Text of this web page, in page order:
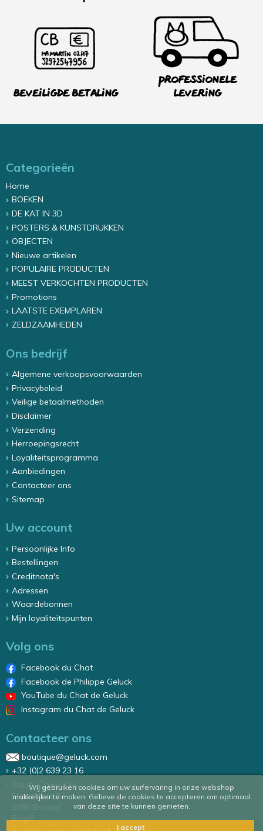
Wij gebruiken cookies om uw surfervaring in onze webshop
makkelijker te maken. Gelieve de cookies te accepteren om optimaal
van deze site te kunnen genieten.
I accept
Beveiligde betaling
Professionele
levering
Categorieën
Home
BOEKEN
DE KAT IN 3D
POSTERS & KUNSTDRUKKEN
OBJECTEN
Nieuwe artikelen
POPULAIRE PRODUCTEN
MEEST VERKOCHTEN PRODUCTEN
Promotions
LAATSTE EXEMPLAREN
ZELDZAAMHEDEN
Ons bedrijf
Algemene verkoopsvoorwaarden
Privacybeleid
Veilige betaalmethoden
Disclaimer
Verzending
Herroepingsrecht
Loyaliteitsprogramma
Aanbiedingen
Contacteer ons
Sitemap
Uw account
Persoonlijke Info
Bestellingen
Creditnota's
Adressen
Waardebonnen
Mijn loyaliteitspunten
Volg ons
Facebook du Chat
Facebook de Philippe Geluck
YouTube du Chat de Geluck
Instagram du Chat de Geluck
Contacteer ons
boutique@geluck.com
+32 (0)2 639 23 16
Salut ! Ca va ? nv
Elizastraat 87
1050 Brussel
België